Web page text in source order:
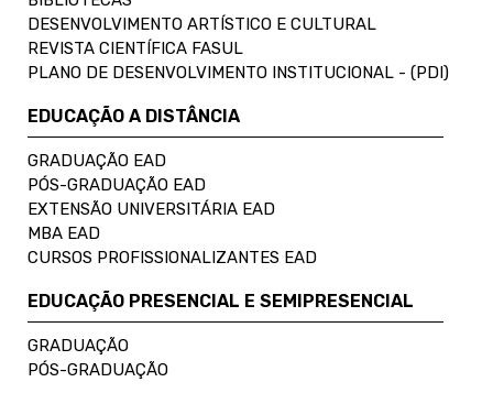
DESENVOLVIMENTO ARTÍSTICO E CULTURAL
REVISTA CIENTÍFICA FASUL
PLANO DE DESENVOLVIMENTO INSTITUCIONAL - (PDI)
EDUCAÇÃO A DISTÂNCIA
GRADUAÇÃO EAD
PÓS-GRADUAÇÃO EAD
EXTENSÃO UNIVERSITÁRIA EAD
MBA EAD
CURSOS PROFISSIONALIZANTES EAD
EDUCAÇÃO PRESENCIAL E SEMIPRESENCIAL
GRADUAÇÃO
PÓS-GRADUAÇÃO